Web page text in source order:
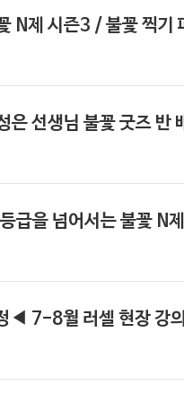
N제 시즌3 / 불꽃 찍기
은 선생님 불꽃 굿즈 반
급을 넘어서는 불꽃 N제
◀ 7-8월 러셀 현장 강